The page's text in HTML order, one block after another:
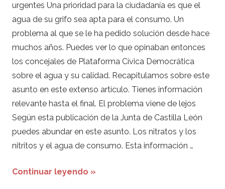
urgentes Una prioridad para la ciudadanía es que el
agua de su grifo sea apta para el consumo. Un
problema al que se le ha pedido solución desde hace
muchos años. Puedes ver lo que opinaban entonces
los concejales de Plataforma Cívica Democrática
sobre el agua y su calidad. Recapitulamos sobre este
asunto en este extenso artículo. Tienes información
relevante hasta el final. El problema viene de lejos
Según esta publicación de la Junta de Castilla León
puedes abundar en este asunto. Los nitratos y los
nitritos y el agua de consumo. Esta información …
Continuar leyendo »